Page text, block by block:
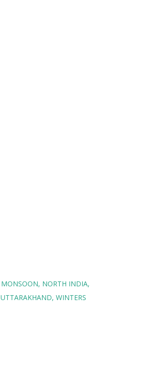
MONSOON NORTH INDIA
UTTARAKHAND WINTERS